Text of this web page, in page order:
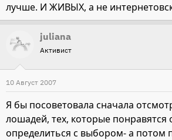
лучше. И ЖИВЫХ, а не
juliana
Активист
10 Август 2007
Я бы посоветовала сначала
лошадей, тех, которые понравятся
определиться с выбором- а потом